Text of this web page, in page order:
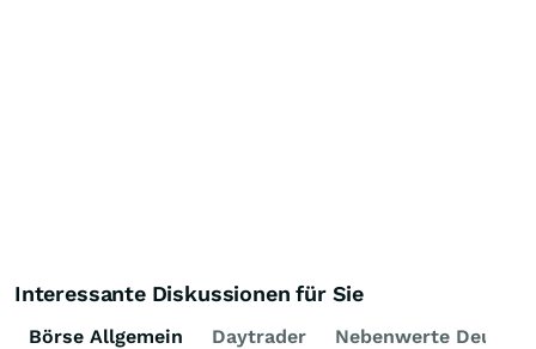
Interessante Diskussionen für Sie
Börse Allgemein Daytrader Nebenwerte